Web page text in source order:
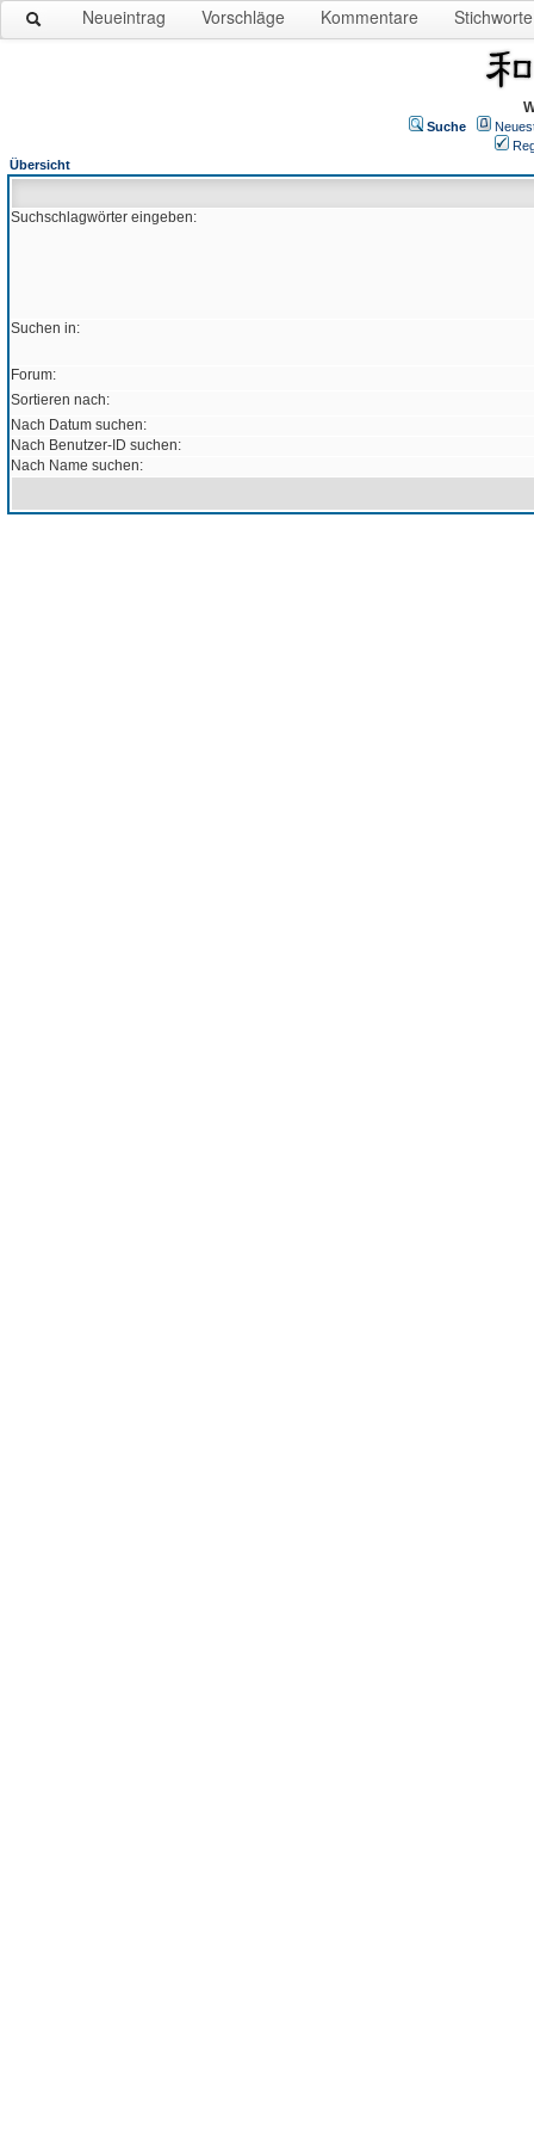
Neueintrag Vorschläge Kommentare Stichworte
Suche
Übersicht
Suchschlagwörter eingeben:
Suchen in:
Forum:
Sortieren nach:
Nach Datum suchen:
Nach Benutzer-ID suchen:
Nach Name suchen: